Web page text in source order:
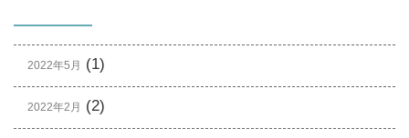
2022年5月 (1)
2022年2月 (2)